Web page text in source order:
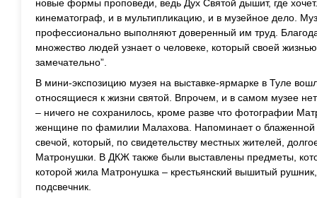
новые формы проповеди, ведь Дух Святой дышит, где
кинематограф, и в мультипликацию, и в музейное дело.
профессионально выполняют доверенный им труд.
множество людей узнает о человеке, который своей
замечательно”.
В мини-экспозицию музея на выставке-ярмарке в Туле
относящиеся к жизни святой. Впрочем, и в самом музее
– ничего не сохранилось, кроме разве что фотографии
женщине по фамилии Малахова. Напоминает о
свечой, который, по свидетельству местных жителей,
Матронушки. В ДКЖ также были выставлены предметы,
которой жила Матронушка – крестьянский вышитый
подсвечник.